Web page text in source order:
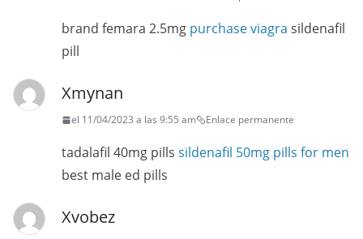
brand femara 2.5mg purchase viagra sildenafil
pill
Xmynan
el 11/04/2023 a las 9:55 am Enlace permanente
tadalafil 40mg pills sildenafil 50mg pills for men
best male ed pills
Xvobez